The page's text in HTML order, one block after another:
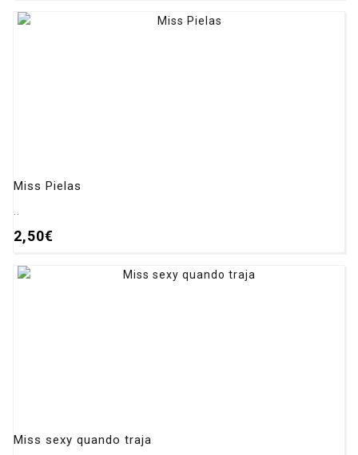
Miss Pielas
2,50€
Miss sexy quando traja